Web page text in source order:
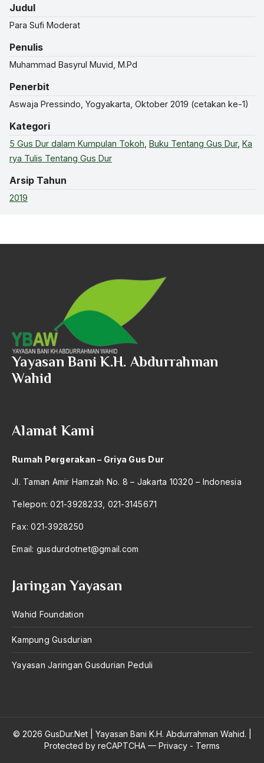
Judul
Para Sufi Moderat
Penulis
Muhammad Basyrul Muvid, M.Pd
Penerbit
Aswaja Pressindo, Yogyakarta, Oktober 2019 (cetakan ke-1)
Kategori
5 Gus Dur dalam Kumpulan Tokoh Buku Tentang Gus Dur, Ka
rya Tulis Tentang Gus Dur
Arsip Tahun
2019
Yayasan Bani K.H. Abdurrahman
Wahid
Alamat Kami
Rumah Pergerakan – Griya Gus Dur
Jl. Taman Amir Hamzah No. 8 – Jakarta 10320 – Indonesia
Telepon: 021-3928233, 021-3145671
Fax: 021-3928250
Email: gusdurdotnet@gmail.com
Jaringan Yayasan
Wahid Foundation
Kampung Gusdurian
Yayasan Jaringan Gusdurian Peduli
© 2026 GusDur.Net Yayasan Bani K.H. Abdurrahman Wahid.
Protected by reCAPTCHA — Privacy - Terms